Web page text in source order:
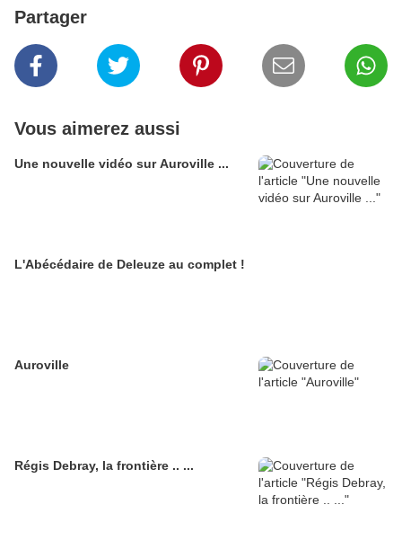
Partager
Vous aimerez aussi
Une nouvelle vidéo sur Auroville ...
L'Abécédaire de Deleuze au complet !
Auroville
Régis Debray, la frontière .. ...